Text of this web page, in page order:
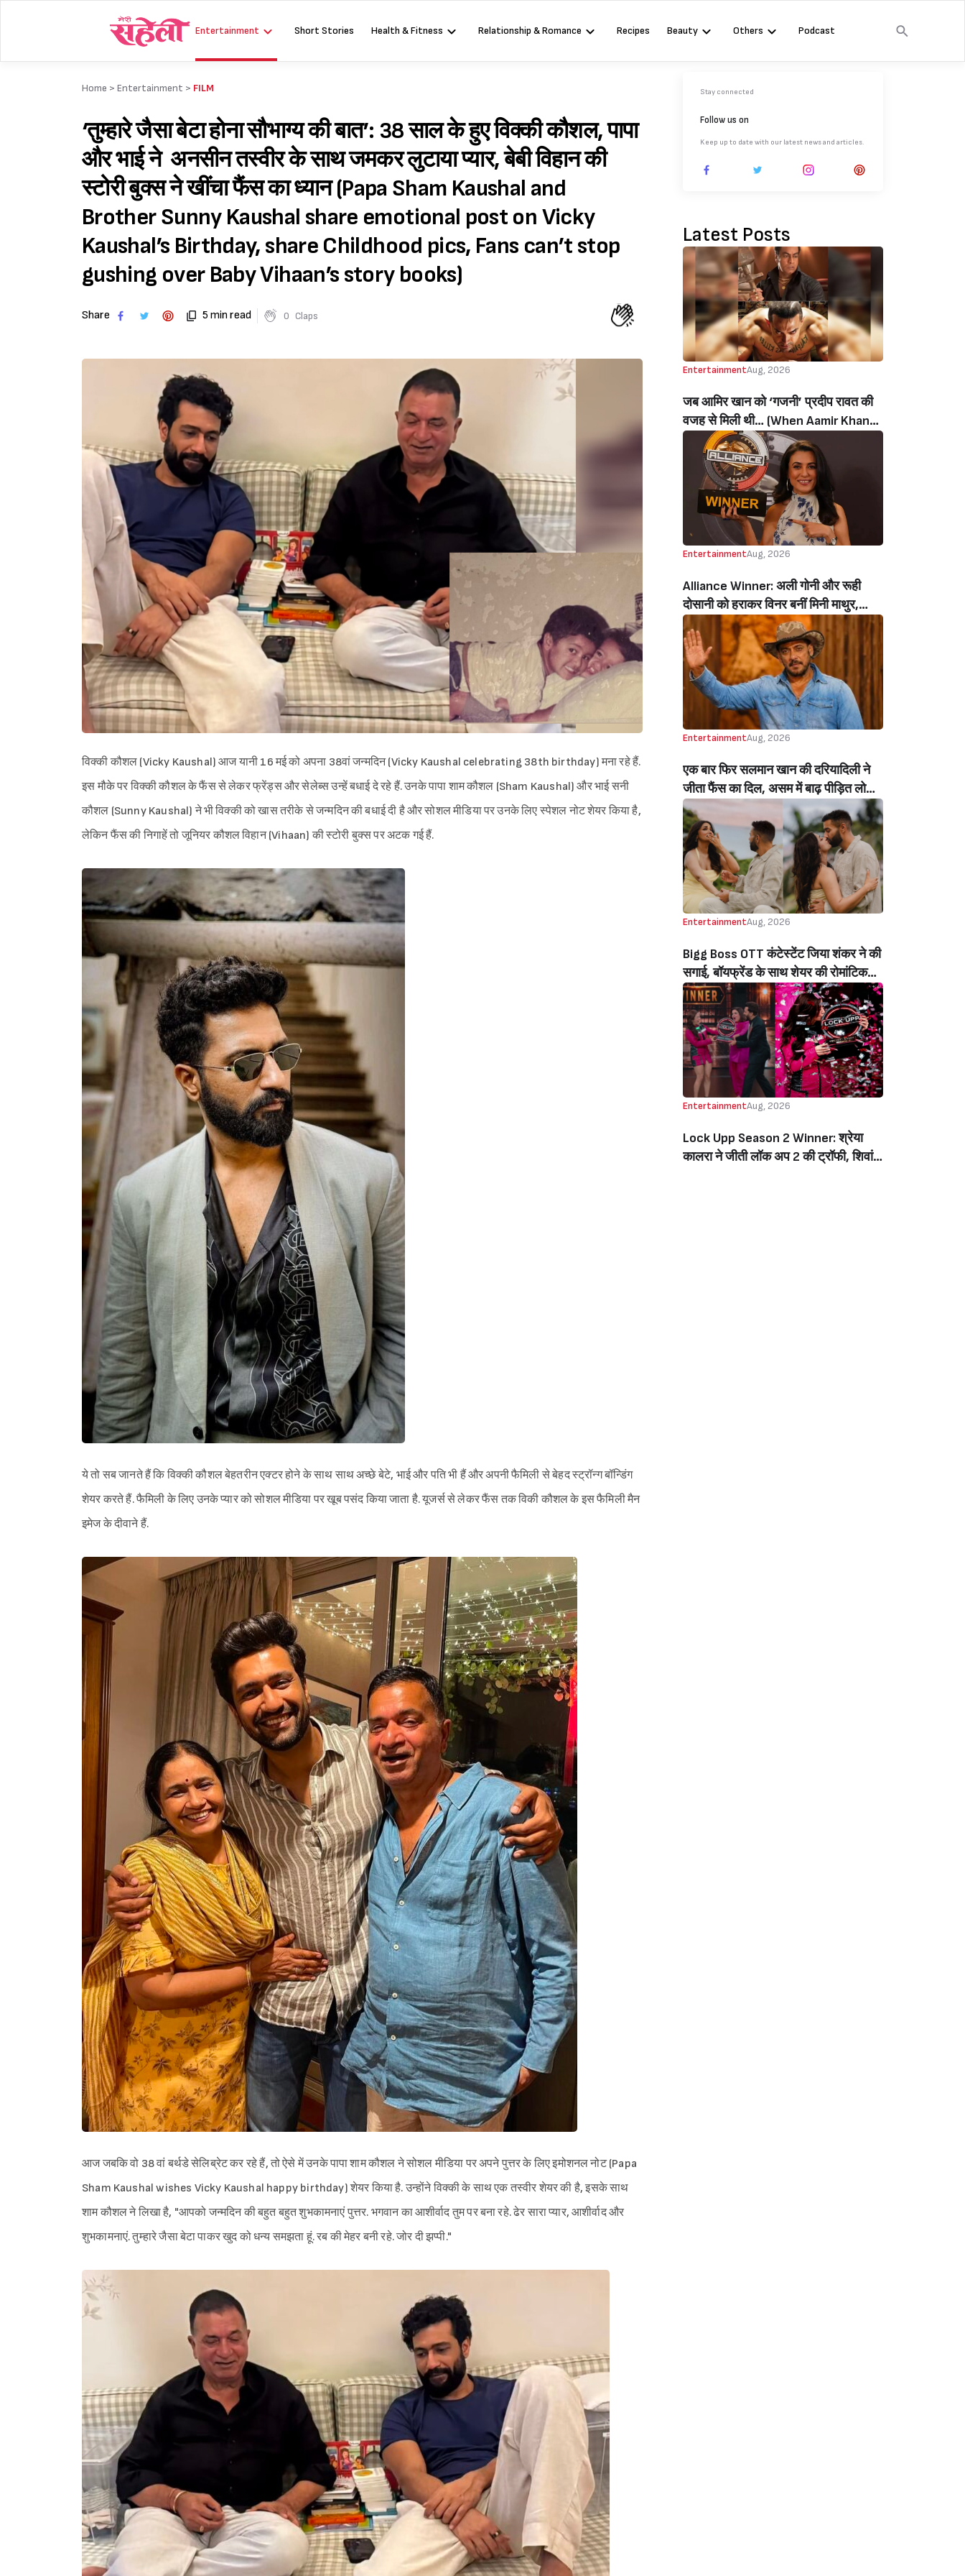
Entertainment Short Stories Health & Fitness Relationship & Romance Recipes Beauty Others Podcast
Home > Entertainment > FILM
‘तुम्हारे जैसा बेटा होना सौभाग्य की बात’: 38 साल के हुए विक्की कौशल, पापा
और भाई ने अनसीन तस्वीर के साथ जमकर लुटाया प्यार, बेबी विहान की
स्टोरी बुक्स ने खींचा फैंस का ध्यान (Papa Sham Kaushal and
Brother Sunny Kaushal share emotional post on Vicky
Kaushal’s Birthday, share Childhood pics, Fans can’t stop
gushing over Baby Vihaan’s story books)
Share 5 min read 0 Claps
विक्की कौशल (Vicky Kaushal) आज यानी 16 मई को अपना 38वां जन्मदिन (Vicky Kaushal celebrating 38th birthday) मना रहे हैं.
इस मौके पर विक्की कौशल के फैंस से लेकर फ्रेंड्स और सेलेब्स उन्हें बधाई दे रहे हैं. उनके पापा शाम कौशल (Sham Kaushal) और भाई सनी
कौशल (Sunny Kaushal) ने भी विक्की को खास तरीके से जन्मदिन की बधाई दी है और सोशल मीडिया पर उनके लिए स्पेशल नोट शेयर किया है,
लेकिन फैंस की निगाहें तो जूनियर कौशल विहान (Vihaan) की स्टोरी बुक्स पर अटक गई हैं.
ये तो सब जानते हैं कि विक्की कौशल बेहतरीन एक्टर होने के साथ साथ अच्छे बेटे, भाई और पति भी हैं और अपनी फैमिली से बेहद स्ट्रॉन्ग बॉन्डिंग
शेयर करते हैं. फैमिली के लिए उनके प्यार को सोशल मीडिया पर खूब पसंद किया जाता है. यूजर्स से लेकर फैंस तक विकी कौशल के इस फैमिली मैन
इमेज के दीवाने हैं.
आज जबकि वो 38 वां बर्थडे सेलिब्रेट कर रहे हैं, तो ऐसे में उनके पापा शाम कौशल ने सोशल मीडिया पर अपने पुत्तर के लिए इमोशनल नोट (Papa
Sham Kaushal wishes Vicky Kaushal happy birthday) शेयर किया है. उन्होंने विक्की के साथ एक तस्वीर शेयर की है, इसके साथ
शाम कौशल ने लिखा है, "आपको जन्मदिन की बहुत बहुत शुभकामनाएं पुत्तर. भगवान का आशीर्वाद तुम पर बना रहे. ढेर सारा प्यार, आशीर्वाद और
शुभकामनाएं. तुम्हारे जैसा बेटा पाकर खुद को धन्य समझता हूं. रब की मेहर बनी रहे. जोर दी झप्पी."
Stay connected
Follow us on
Keep up to date with our latest news and articles.
Latest Posts
EntertainmentAug, 2026
जब आमिर खान को ‘गजनी’ प्रदीप रावत की
वजह से मिली थी… (When Aamir Khan
Got ‘Ghajini’ Because Of Pradeep
Rawat)
EntertainmentAug, 2026
Alliance Winner: अली गोनी और रूही
दोसानी को हराकर विनर बनीं मिनी माथुर,
इनाम में मिले 50 लाख रुपये और चमचमाती ही
ट्रॉफी (Mini Mathur Lifts Trophy
Beats Aly Goni And Ruhee Dosani)
EntertainmentAug, 2026
एक बार फिर सलमान खान की दरियादिली ने
जीता फैंस का दिल, असम में बाढ़ पीड़ित लोगों
की मदद के लिए सलमान ने मिलाया NGO से
हाथ, बेघर लोगों के लिए बनवाएंगे 500 घर
(Salman Khan In Collaboration With
An NGO Will Builds Homes For 500
Flood Affected People In Assam)
EntertainmentAug, 2026
Bigg Boss OTT कंटेस्टेंट जिया शंकर ने की
सगाई, बॉयफ्रेंड के साथ शेयर की रोमांटिक
तस्वीरें, लिखा इमोशनल नोट (Jiya Shankar
Gets Engaged To Boyfriend Kaaran
Dhanak, Shares Dreamy Photos
From The Proposal, Writes
Emotional Note)
EntertainmentAug, 2026
Lock Upp Season 2 Winner: श्रेया
कालरा ने जीती लॉक अप 2 की ट्रॉफी, शिवांगी